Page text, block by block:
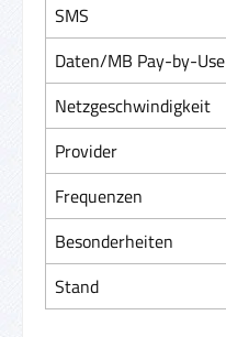
SMS
Daten/MB Pay-by-Use
Netzgeschwindigkeit
Provider
Frequenzen
Besonderheiten
Stand